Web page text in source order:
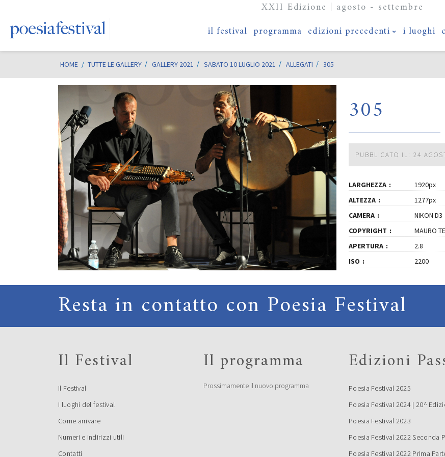
XXII Edizione | agosto - settembre
il festival programma edizioni precedenti i luoghi
HOME / TUTTE LE GALLERY GALLERY 2021 SABATO 10 LUGLIO 2021 ALLEGATI 305
305
PUBBLICATO IL: 24
LARGHEZZA
1920px
ALTEZZA
1277px
CAMERA
NIKON D3
COPYRIGHT
MAURO
APERTURA
2.8
ISO
2200
Resta in contatto con Poesia Festival
Il Festival
Il Festival
I luoghi del festival
Come arrivare
Numeri e indirizzi utili
Contatti
Il programma
Prossimamente il nuovo programma
Edizioni
Poesia Festival 2025
Poesia Festival 2024 | 20^
Poesia Festival 2023
Poesia Festival 2022 Seconda
Poesia Festival 2022 Prima